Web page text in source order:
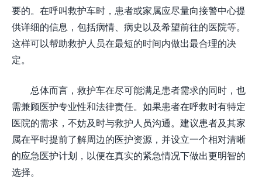
要的。在呼叫救护车时，患者或家属应尽量向接警中心提
供详细的信息，包括病情、病史以及希望前往的医院等。
这样可以帮助救护人员在最短的时间内做出最合理的决
定。
总体而言，救护车在尽可能满足患者需求的同时，也
需兼顾医护专业性和法律责任。如果患者在呼救时有特定
医院的需求，不妨及时与救护人员沟通。建议患者及其家
属在平时提前了解周边的医护资源，并设立一个相对清晰
的应急医护计划，以便在真实的紧急情况下做出更明智的
选择。